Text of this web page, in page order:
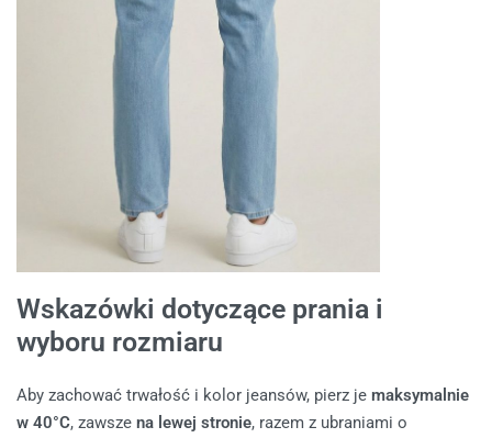
Wskazówki dotyczące prania i
wyboru rozmiaru
Aby zachować trwałość i kolor jeansów, pierz je maksymalnie
w 40°C, zawsze na lewej stronie, razem z ubraniami o